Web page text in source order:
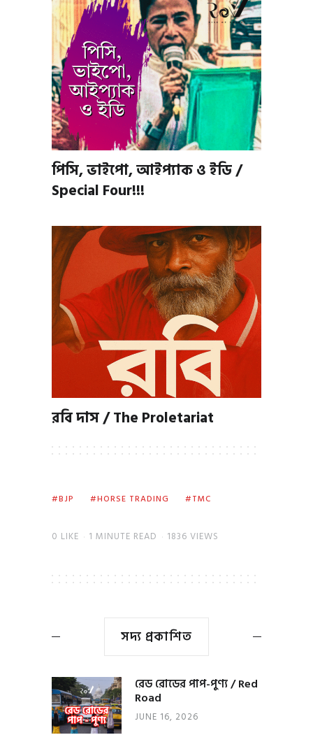
পিসি, ভাইপো, আইপ্যাক ও ইডি /
Special Four!!!
রবি দাস / The Proletariat
BJP HORSE TRADING TMC
0 LIKE 1 MINUTE READ 1836 VIEWS
সদ্য প্রকাশিত
রেড রোডের পাপ-পুণ্য / Red
Road
JUNE 16, 2026